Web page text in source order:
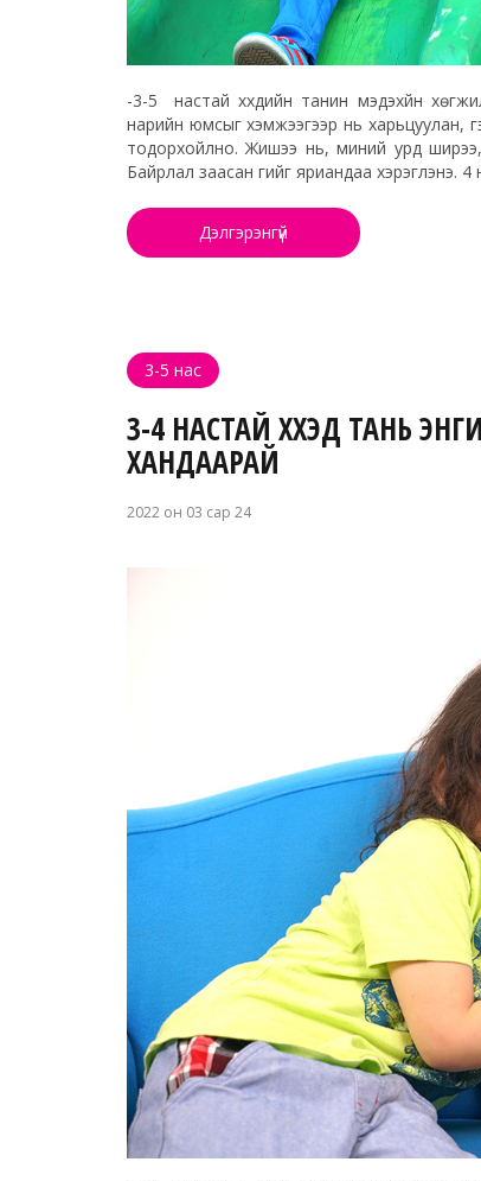
-3-5 настай хүүхдийн танин мэдэхүйн
нарийн юмсыг хэмжээгээр нь харьцуулан,
тодорхойлно. Жишээ нь, миний урд
Байрлал заасан үгийг яриандаа хэрэглэнэ.
Дэлгэрэнгүй
3-5 нас
3-4 НАСТАЙ ХҮҮХЭД ТАНЬ
ХАНДААРАЙ
2022 он 03 сар 24